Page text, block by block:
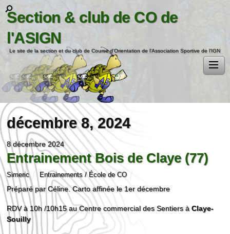
Section & club de CO de
l'ASIGN
Le site de la section et du club de Course d'Orientation de l'Association Sportive de l'IGN
décembre 8, 2024
8 décembre 2024
Entrainement Bois de Claye (77)
Simeric Entrainements / École de CO
Préparé par Céline. Carto affinée le 1er décembre
RDV à 10h /10h15 au Centre commercial des Sentiers àClaye-
Souilly